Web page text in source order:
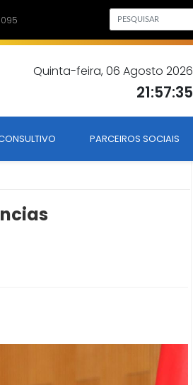
Quinta-feira, 06 Agosto 2026
21:57:36
PARCEIROS SOCIAIS